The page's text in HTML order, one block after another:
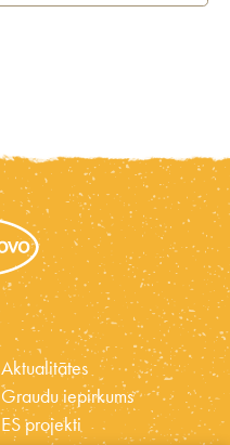
Aktualitātes
Graudu iepirkums
ES projekti